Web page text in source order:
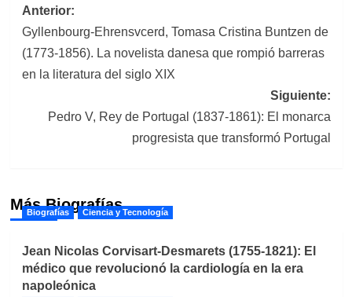
Navegación
de
entradas
Anterior:
Gyllenbourg-Ehrensvcerd, Tomasa Cristina Buntzen de
(1773-1856). La novelista danesa que rompió barreras
en la literatura del siglo XIX
Siguiente:
Pedro V, Rey de Portugal (1837-1861): El monarca
progresista que transformó Portugal
Más Biografías
Biografías Ciencia y Tecnología
Jean Nicolas Corvisart-Desmarets (1755-1821): El
médico que revolucionó la cardiología en la era
napoleónica